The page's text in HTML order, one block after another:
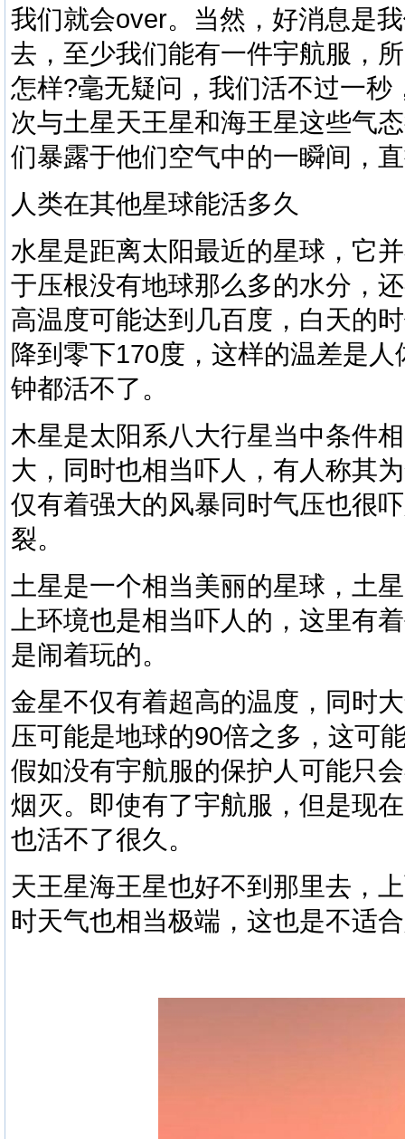
我们就会over。当然，好消息是
去，至少我们能有一件宇航服，
怎样?毫无疑问，我们活不过一
次与土星天王星和海王星这些气
们暴露于他们空气中的一瞬间，
人类在其他星球能活多久
水星是距离太阳最近的星球，它
于压根没有地球那么多的水分，
高温度可能达到几百度，白天的
降到零下170度，这样的温差是
钟都活不了。
木星是太阳系八大行星当中条件
大，同时也相当吓人，有人称其
仅有着强大的风暴同时气压也很
裂。
土星是一个相当美丽的星球，土
上环境也是相当吓人的，这里有
是闹着玩的。
金星不仅有着超高的温度，同时
压可能是地球的90倍之多，这可
假如没有宇航服的保护人可能只
烟灭。即使有了宇航服，但是现
也活不了很久。
天王星海王星也好不到那里去，
时天气也相当极端，这也是不适